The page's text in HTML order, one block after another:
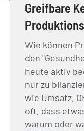
Greifbare
Wie können
den
heute aktiv
nur zu
wie Umsatz,
oft, dass
warum oder